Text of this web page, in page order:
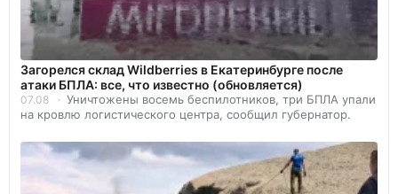
Загорелся склад Wildberries в Екатеринбурге после
атаки БПЛА: все, что известно (обновляется)
07.08
Уничтожены восемь беспилотников, три БПЛА упали
на кровлю логистического центра, сообщил губернатор.